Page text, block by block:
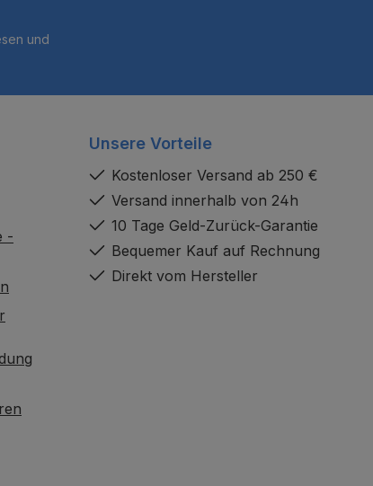
und
-
Unsere Vorteile
Kostenloser Versand ab 250 €
Versand innerhalb von 24h
10 Tage Geld-Zurück-Garantie
Bequemer Kauf auf Rechnung
Direkt vom Hersteller